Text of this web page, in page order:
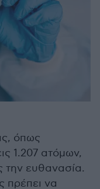
όπως
1.207 ατόμων,
την ευθανασία.
πρέπει να